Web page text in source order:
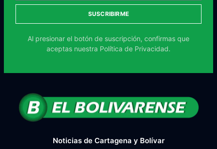
SUSCRIBIRME
Al presionar el botón de suscripción, confirmas que
aceptas nuestra Política de Privacidad.
Noticias de Cartagena y Bolívar